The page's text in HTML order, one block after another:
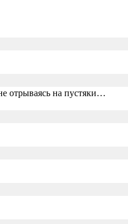
отрываясь на пустяки…